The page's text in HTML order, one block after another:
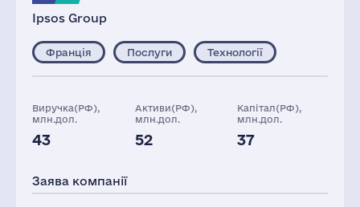
Ipsos Group
Франція Послуги Технології
Виручка(РФ),
млн.дол.
43
Активи(РФ),
млн.дол.
52
Капітал(РФ),
млн.дол.
37
2586
Заява компанії